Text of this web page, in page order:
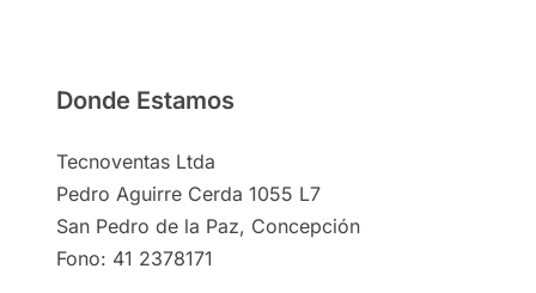
Donde Estamos
Tecnoventas Ltda
Pedro Aguirre Cerda 1055 L7
San Pedro de la Paz, Concepción
Fono: 41 2378171